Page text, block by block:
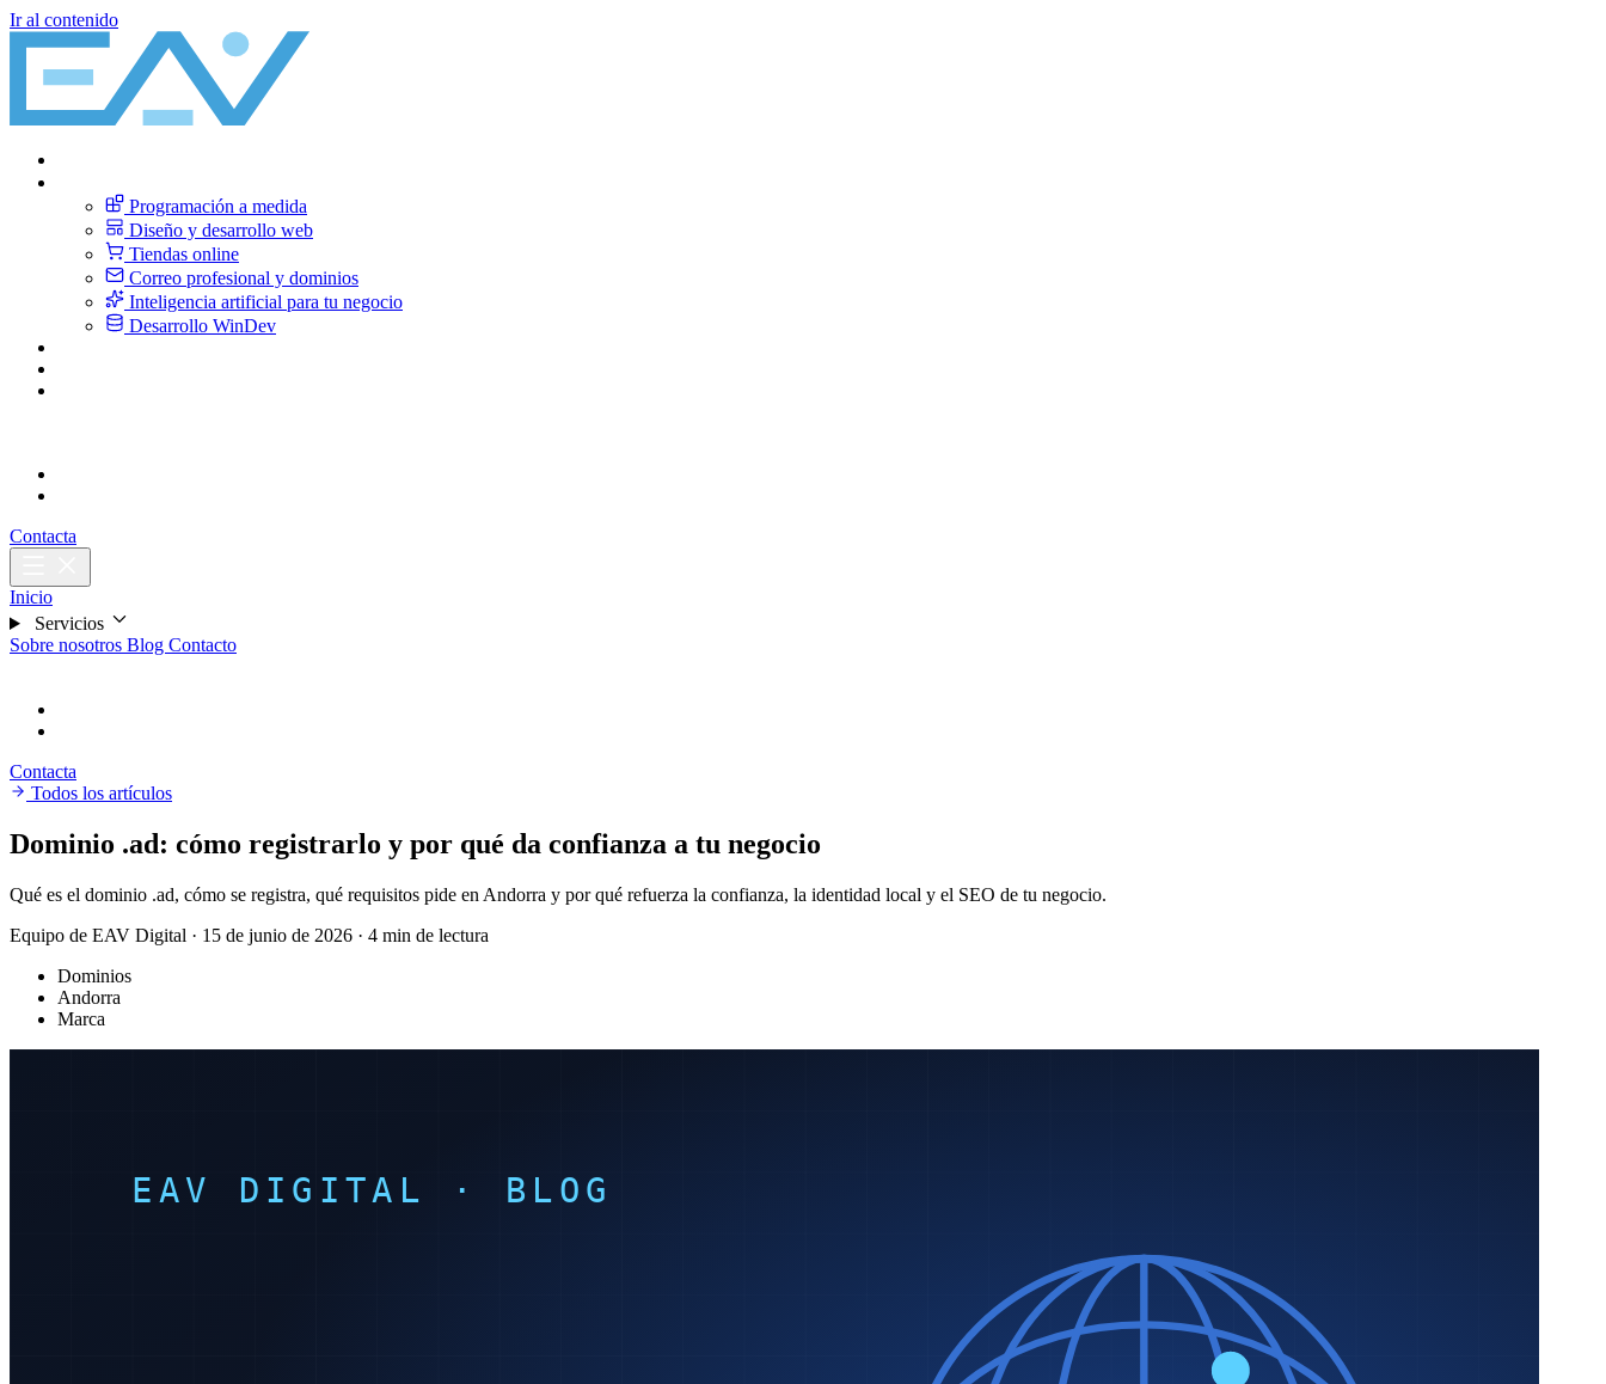
Ir al contenido
Programación a medida
Diseño y desarrollo web
Tiendas online
Correo profesional y dominios
Inteligencia artificial para tu negocio
Desarrollo WinDev
Contacta
Inicio
Servicios
Sobre nosotros Blog Contacto
Contacta
Todos los artículos
Dominio .ad: cómo registrarlo y por qué da confianza a tu negocio
Qué es el dominio .ad, cómo se registra, qué requisitos pide en Andorra y por qué refuerza la confianza, la identidad local y el SEO de tu negocio.
Equipo de EAV Digital · 15 de junio de 2026 · 4 min de lectura
Dominios
Andorra
Marca